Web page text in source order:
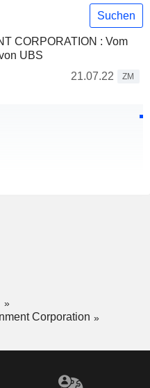
Suchen
CORPORATION : Vom
UBS
21.07.22
ZM
Corporation